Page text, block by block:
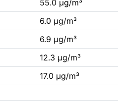
55.0 µg/m³
6.0 µg/m³
6.9 µg/m³
12.3 µg/m³
17.0 µg/m³